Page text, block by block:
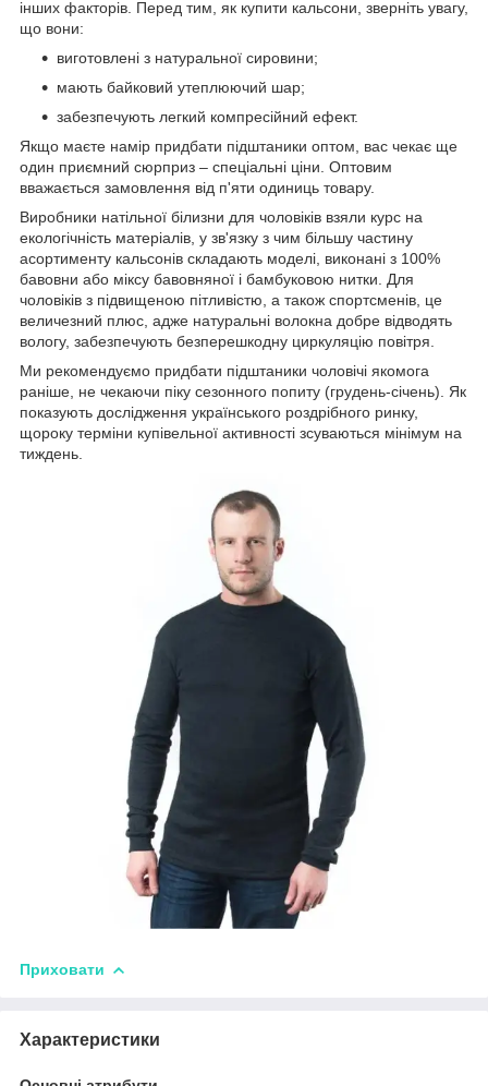
інших факторів. Перед тим, як купити кальсони, зверніть увагу,
що вони:
виготовлені з натуральної сировини;
мають байковий утеплюючий шар;
забезпечують легкий компресійний ефект.
Якщо маєте намір придбати підштаники оптом, вас чекає ще
один приємний сюрприз – спеціальні ціни. Оптовим
вважається замовлення від п'яти одиниць товару.
Виробники натільної білизни для чоловіків взяли курс на
екологічність матеріалів, у зв'язку з чим більшу частину
асортименту кальсонів складають моделі, виконані з 100%
бавовни або міксу бавовняної і бамбуковою нитки. Для
чоловіків з підвищеною пітливістю, а також спортсменів, це
величезний плюс, адже натуральні волокна добре відводять
вологу, забезпечують безперешкодну циркуляцію повітря.
Ми рекомендуємо придбати підштаники чоловічі якомога
раніше, не чекаючи піку сезонного попиту (грудень-січень). Як
показують дослідження українського роздрібного ринку,
щороку терміни купівельної активності зсуваються мінімум на
тиждень.
Приховати
Характеристики